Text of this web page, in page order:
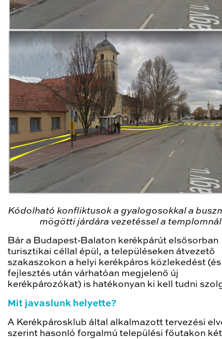
Kódolható konfliktusok a gyalogosokkal a
mögötti járdára vezetéssel a templomnál
Bár a Budapest-Balaton kerékpárút elsősorban
turisztikai céllal épül, a településeken átvezető
szakaszokon a helyi kerékpáros közlekedést (és
fejlesztés után várhatóan megjelenő új
kerékpározókat) is hatékonyan ki kell tudni
Mit javaslunk helyette?
A Kerékpárosklub által alkalmazott tervezési
szerint hasonló forgalmú települési főutakon